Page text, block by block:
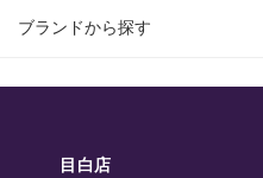
ブランドから探す
目白店